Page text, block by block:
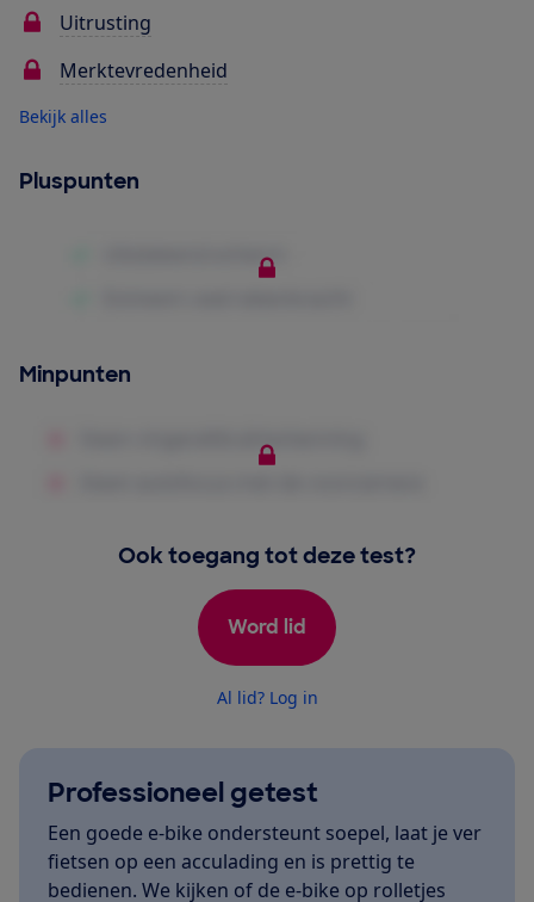
Uitrusting
Merktevredenheid
Bekijk alles
Pluspunten
Minpunten
Ook toegang tot deze test?
Word lid
Al lid? Log in
Professioneel getest
Een goede e-bike ondersteunt soepel, laat je ver
fietsen op een acculading en is prettig te
bedienen. We kijken of de e-bike op rolletjes